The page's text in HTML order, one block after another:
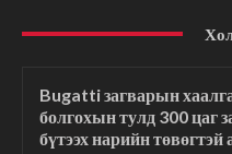
Bugatti загварын
болгохын тулд 300 цаг
бүтээх нарийн